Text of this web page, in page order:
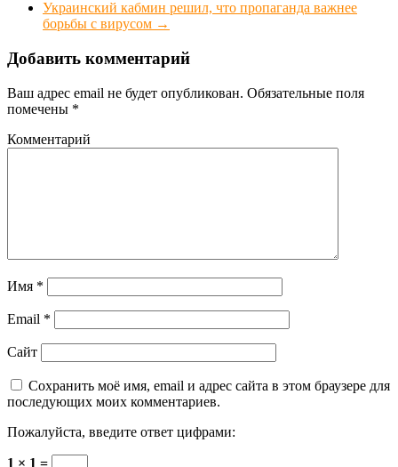
Украинский кабмин решил, что пропаганда важнее
борьбы с вирусом →
Добавить комментарий
Ваш адрес email не будет опубликован. Обязательные поля
помечены *
Комментарий
Имя *
Email *
Сайт
Сохранить моё имя, email и адрес сайта в этом браузере для
последующих моих комментариев.
Пожалуйста, введите ответ цифрами:
1 × 1 =